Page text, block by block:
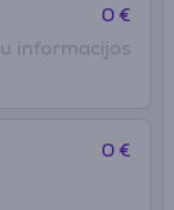
0 €
informacijos
0 €